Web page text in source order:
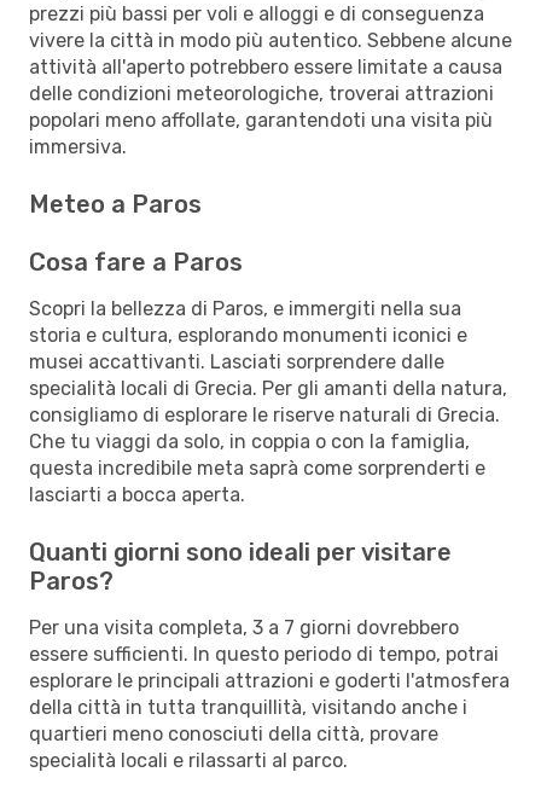
prezzi più bassi per voli e alloggi e di conseguenza
vivere la città in modo più autentico. Sebbene alcune
attività all'aperto potrebbero essere limitate a causa
delle condizioni meteorologiche, troverai attrazioni
popolari meno affollate, garantendoti una visita più
immersiva.
Meteo a Paros
Cosa fare a Paros
Scopri la bellezza di Paros, e immergiti nella sua
storia e cultura, esplorando monumenti iconici e
musei accattivanti. Lasciati sorprendere dalle
specialità locali di Grecia. Per gli amanti della natura,
consigliamo di esplorare le riserve naturali di Grecia.
Che tu viaggi da solo, in coppia o con la famiglia,
questa incredibile meta saprà come sorprenderti e
lasciarti a bocca aperta.
Quanti giorni sono ideali per visitare
Paros?
Per una visita completa, 3 a 7 giorni dovrebbero
essere sufficienti. In questo periodo di tempo, potrai
esplorare le principali attrazioni e goderti l'atmosfera
della città in tutta tranquillità, visitando anche i
quartieri meno conosciuti della città, provare
specialità locali e rilassarti al parco.